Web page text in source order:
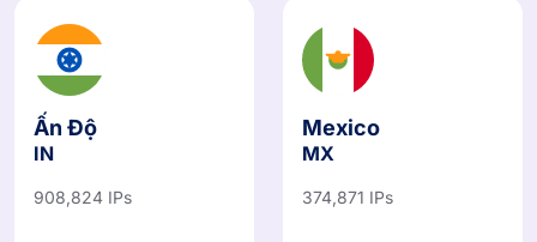
Ấn Độ
IN
908,824 IPs
Mexico
MX
374,871 IPs